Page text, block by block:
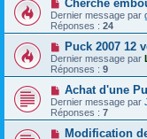
Cherche
Dernier message par
Réponses : 24
Puck 2007 12
Dernier message par
Réponses : 9
Achat d'une
Dernier message par
Réponses : 7
Modification